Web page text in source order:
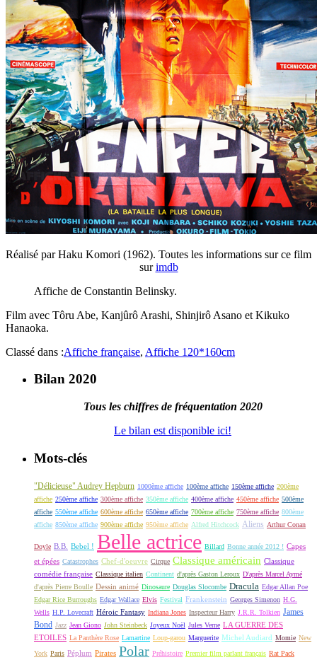
Réalisé par Haku Komori (1962). Toutes les informations sur ce film
surimdb
Affiche de Constantin Belinsky.
Film avec Tôru Abe, Kanjûrô Arashi, Shinjirô Asano et Kikuko
Hanaoka.
Classé dans :Affiche française, Affiche 120*160cm
Bilan 2020
Tous les chiffres de fréquentation 2020
Le bilan est disponible ici!
Mots-clés
"Délicieuse" Audrey Hepburn 1000ème affiche 100ème affiche 150ème affiche 200ème
affiche 250ème affiche 300ème affiche 350ème affiche 400ème affiche 450ème affiche 500ème
affiche 550ème affiche 600ème affiche 650ème affiche 700ème affiche 750ème affiche 800ème
affiche 850ème affiche 900ème affiche 950ème affiche Alfred Hitchcock Aliens Arthur Conan
Doyle B.B. Bebel ! Belle actrice Billard Bonne année 2012 ! Capes
et épées Catastrophes Chef-d'oeuvre Cirque Classique américain Classique
comédie française Classique italien Continent d'après Gaston Leroux D'après Marcel Aymé
d'après Pierre Boulle Dessin animé Dinosaure Douglas Slocombe Dracula Edgar Allan Poe
Edgar Rice Burroughs Edgar Wallace Elvis Festival Frankenstein Georges Simenon H.G.
Wells H.P. Lovecraft Héroic Fantasy Indiana Jones Inspecteur Harry J.R.R. Tolkien James
Bond Jazz Jean Giono John Steinbeck Joyeux Noël Jules Verne LA GUERRE DES
ETOILES La Panthère Rose Lamartine Loup-garou Marguerite Michel Audiard Momie New
York Paris Péplum Pirates Polar Préhistoire Premier film parlant français Rat Pack